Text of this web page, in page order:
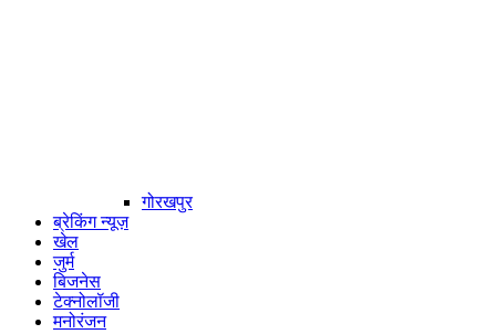
गोरखपुर
ब्रेकिंग न्यूज़
खेल
जुर्म
बिजनेस
टेक्नोलॉजी
मनोरंजन